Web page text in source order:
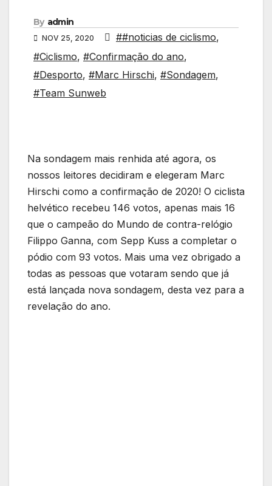
By admin
NOV 25, 2020 ##noticias de ciclismo,
#Ciclismo, #Confirmação do ano,
#Desporto, #Marc Hirschi, #Sondagem,
#Team Sunweb
Na sondagem mais renhida até agora, os
nossos leitores decidiram e elegeram Marc
Hirschi como a confirmação de 2020! O ciclista
helvético recebeu 146 votos, apenas mais 16
que o campeão do Mundo de contra-relógio
Filippo Ganna, com Sepp Kuss a completar o
pódio com 93 votos. Mais uma vez obrigado a
todas as pessoas que votaram sendo que já
está lançada nova sondagem, desta vez para a
revelação do ano.